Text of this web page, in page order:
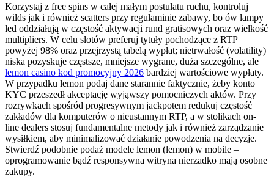
Korzystaj z free spins w całej małym postulatu ruchu, kontroluj
wilds jak i również scatters przy regulaminie zabawy, bo ów lampy
led oddziałują w częstość aktywacji rund gratisowych oraz wielkość
multipliers. W celu slotów preferuj tytuły pochodzące z RTP
powyżej 98% oraz przejrzystą tabelą wypłat; nietrwałość (volatility)
niska pozyskuje częstsze, mniejsze wygrane, duża szczególne, ale
lemon casino kod promocyjny 2026 bardziej wartościowe wypłaty.
W przypadku lemon podaj dane starannie faktycznie, żeby konto
KYC przeszedł akceptację wyjąwszy pomocniczych aktów. Przy
rozrywkach spośród progresywnym jackpotem redukuj częstość
zakładów dla komputerów o nieustannym RTP, a w stolikach on-
line dealers stosuj fundamentalne metody jak i również zarządzanie
wysiłkiem, aby minimalizować działanie powodzenia na decyzje.
Stwierdź podobnie podaż modele lemon (lemon) w mobile –
oprogramowanie bądź responsywna witryna nierzadko mają osobne
zakupy.